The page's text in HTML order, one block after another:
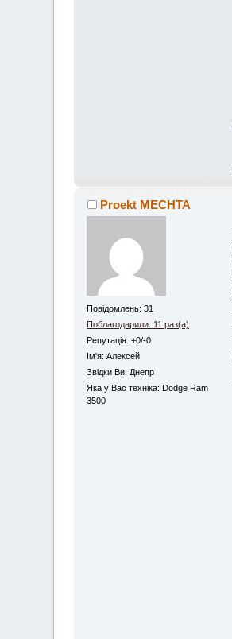
Proekt MECHTA
Повідомлень: 31
Поблагодарили: 11 раз(а)
Репутація: +0/-0
Iм'я: Алексей
Звідки Ви: Днепр
Яка у Вас техніка: Dodge Ram
3500